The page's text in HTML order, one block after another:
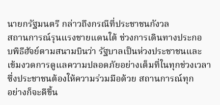
นายกรัฐมนตรี กล่าวถึงกรณีที่ประชาชนกังวล
สถานการณ์รุนแรงชายแดนใต้ ช่วงการเดินทางประกอ
บพิธีฮัจย์ตามสนามบินว่า รัฐบาลเป็นห่วงประชาชนและ
เข้มงวดการดูแลความปลอดภัยอย่างเต็มที่ในทุกช่วงเวลา
ซึ่งประชาชนต้องให้ความร่วมมือด้วย สถานการณ์ทุก
อย่างก็จะดีขึ้น